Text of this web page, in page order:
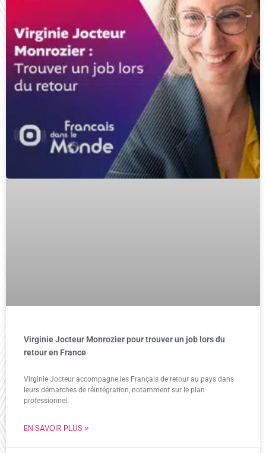
Virginie Jocteur Monrozier pour trouver un job lors du
retour en France
Virginie Jocteur accompagne les Français de retour au pays dans
leurs démarches de réintégration, notamment sur le plan
professionnel.
EN SAVOIR PLUS »